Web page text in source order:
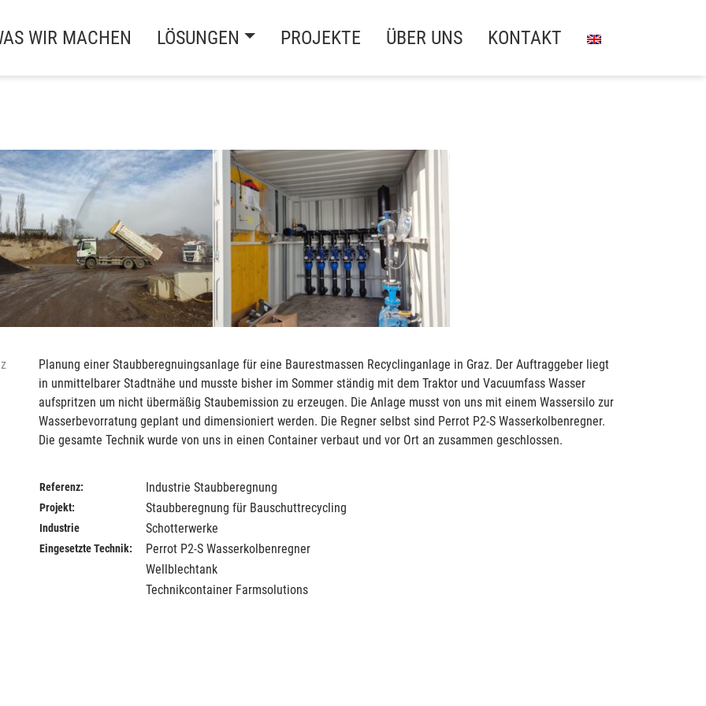
WIR MACHEN LÖSUNGEN PROJEKTE ÜBER UNS KONTAKT
Planung einer Staubberegnuingsanlage für eine Baurestmassen Recyclinganlage in Graz. Der Auftraggeber liegt
in unmittelbarer Stadtnähe und musste bisher im Sommer ständig mit dem Traktor und Vacuumfass Wasser
aufspritzen um nicht übermäßig Staubemission zu erzeugen. Die Anlage musst von uns mit einem Wassersilo zur
Wasserbevorratung geplant und dimensioniert werden. Die Regner selbst sind Perrot P2-S Wasserkolbenregner.
Die gesamte Technik wurde von uns in einen Container verbaut und vor Ort an zusammen geschlossen.
Referenz: Industrie Staubberegnung
Projekt: Staubberegnung für Bauschuttrecycling
Industrie Schotterwerke
Eingesetzte Technik:
Perrot P2-S Wasserkolbenregner
Wellblechtank
Technikcontainer Farmsolutions